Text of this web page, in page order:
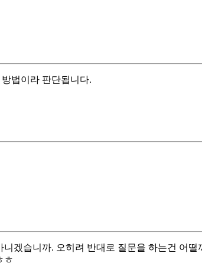
법이라 판단됩니다.
겠습니까. 오히려 반대로 질문을 하는건 어
ㅎ